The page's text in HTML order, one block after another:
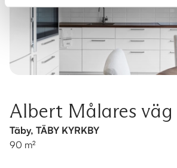
Albert Målares väg
Täby, TÄBY KYRKBY
90 m²